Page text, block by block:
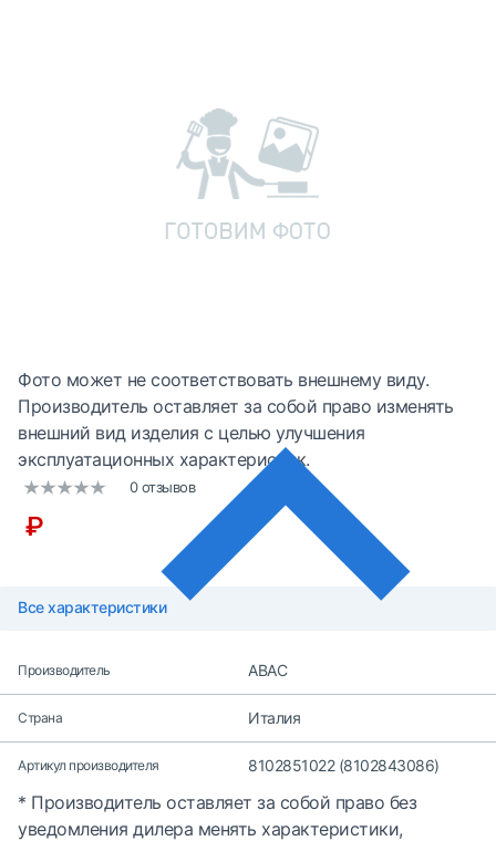
Фото может не соответствовать внешнему виду.
Производитель оставляет за собой право изменять
внешний вид изделия с целью улучшения
эксплуатационных характеристик.
0 отзывов
₽
Все характеристики
Производитель ABAC
Страна Италия
Артикул производителя 8102851022 (8102843086)
* Производитель оставляет за собой право без
уведомления дилера менять характеристики,